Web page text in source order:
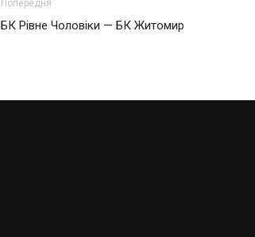
Попередня
БК Рівне Чоловіки — БК Житомир